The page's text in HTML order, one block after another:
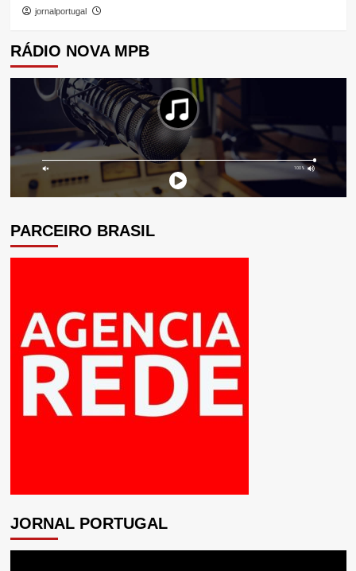
jornalportugal
RÁDIO NOVA MPB
PARCEIRO BRASIL
JORNAL PORTUGAL